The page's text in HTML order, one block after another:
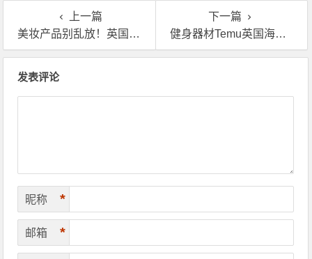
上一篇
美妆产品别乱放！英国海外仓的仓储细节，比你想的更重要
下一篇
健身器材Temu英国海外仓一件代发，别再让你的大件货拖后腿
发表评论
昵称 *
邮箱 *